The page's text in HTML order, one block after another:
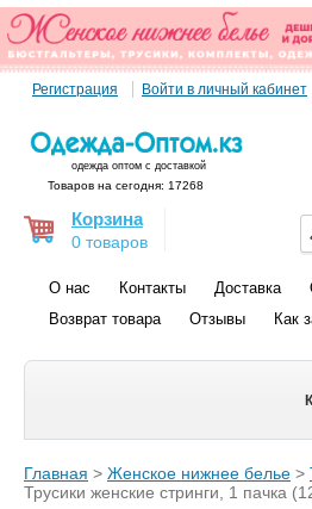
Регистрация Войти в личный кабинет
одежда оптом с доставкой
Товаров на сегодня: 17268
Корзина
0 товаров
О нас Контакты Доставка
Возврат товара
Отзывы Как
Главная > Женское нижнее белье >
Трусики женские стринги, 1 пачка